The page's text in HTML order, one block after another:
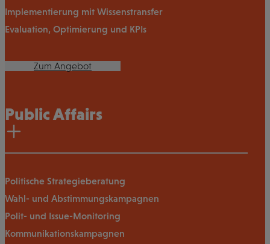
Implementierung mit Wissenstransfer
Evaluation, Optimierung und KPIs
Zum Angebot
Public Affairs
Politische Strategieberatung
Wahl- und Abstimmungskampagnen
Polit- und Issue-Monitoring
Kommunikationskampagnen